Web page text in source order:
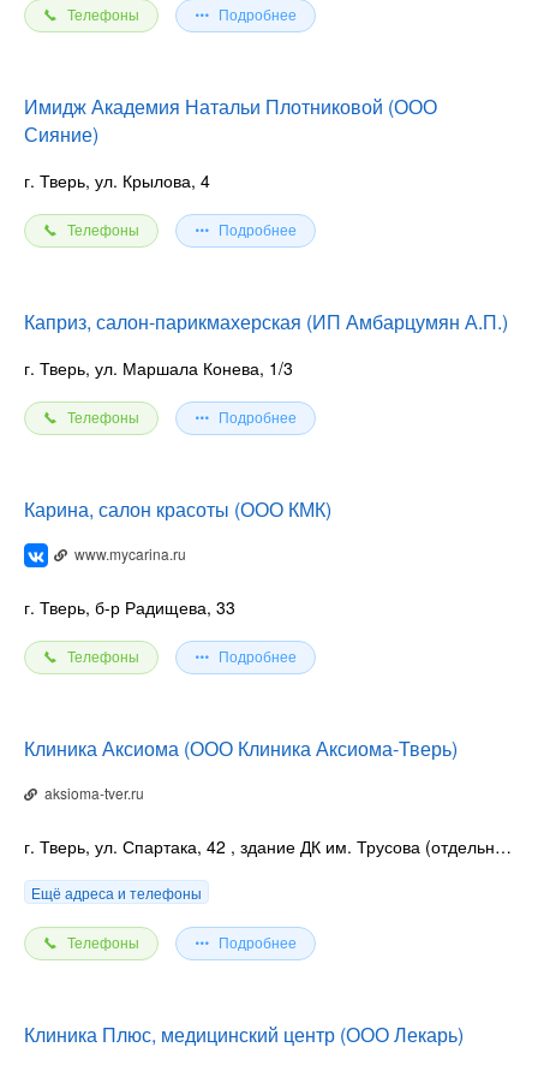
Телефоны Подробнее
Имидж Академия Натальи Плотниковой (ООО
Сияние)
г. Тверь, ул. Крылова, 4
Телефоны Подробнее
Каприз, салон-парикмахерская (ИП Амбарцумян А.П.)
г. Тверь, ул. Маршала Конева, 1/3
Телефоны Подробнее
Карина, салон красоты (ООО КМК)
www.mycarina.ru
г. Тверь, б-р Радищева, 33
Телефоны Подробнее
Клиника Аксиома (ООО Клиника Аксиома-Тверь)
aksioma-tver.ru
г. Тверь, ул. Спартака, 42 , здание ДК им. Трусова (отдельный вход)
Ещё адреса и телефоны
Телефоны Подробнее
Клиника Плюс, медицинский центр (ООО Лекарь)